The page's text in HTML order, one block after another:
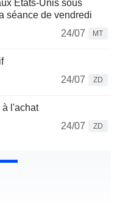
États-Unis sous
séance de vendredi
24/07
MT
24/07
ZD
à l'achat
24/07
ZD